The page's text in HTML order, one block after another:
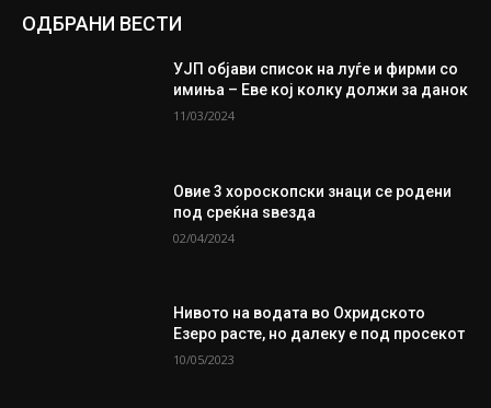
ОДБРАНИ ВЕСТИ
УЈП објави список на луѓе и фирми со
имиња – Еве кој колку должи за данок
11/03/2024
Овие 3 хороскопски знаци се родени
под среќна ѕвезда
02/04/2024
Нивото на водата во Охридското
Езеро расте, но далеку е под просекот
10/05/2023